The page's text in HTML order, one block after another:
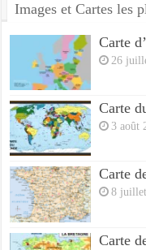
Images et Cartes les
Carte
26
Carte
3 août
Carte
8
Carte